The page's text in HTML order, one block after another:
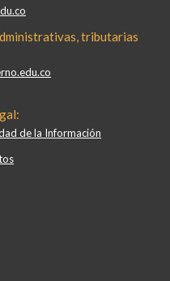
tributarias
de la Información